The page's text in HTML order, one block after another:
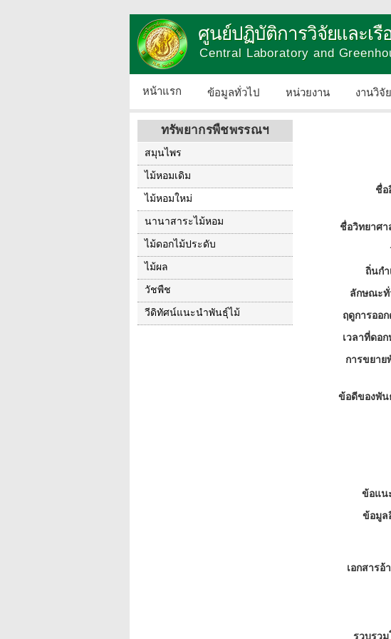
ศูนย์ปฏิบัติการวิจัยและเ
Central Laboratory and
หน้าแรก ข้อมูลทั่วไป หน่วยงาน งานวิจัย
ทรัพยากรพืชพรรณฯ
สมุนไพร
ไม้หอมเดิม
ไม้หอมใหม่
นานาสาระไม้หอม
ไม้ดอกไม้ประดับ
ไม้ผล
วัชพืช
วีดิทัศน์แนะนำพันธุ์ไม้
ชื่อ
ชื่อวิทยาศา
ถิ่นกำ
ลักษณะทั่
ฤดูการออ
เวลาที่ดอ
การขยาย
ข้อดีของพัน
ข้อแน
ข้อมูล
เอกสารอ้
รวบรวม